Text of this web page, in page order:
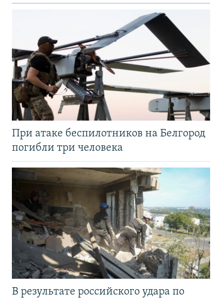
При атаке беспилотников на Белгород
погибли три человека
В результате российского удара по